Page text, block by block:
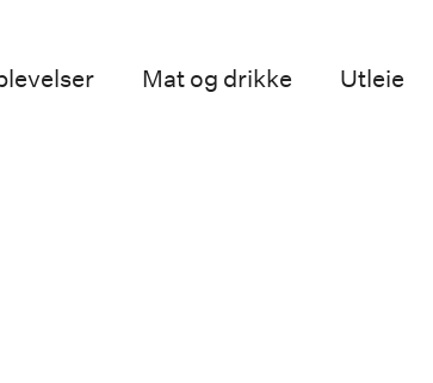
Mat og drikke Utleie